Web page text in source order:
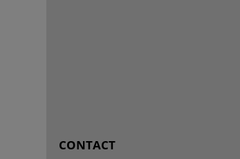
CONTACT